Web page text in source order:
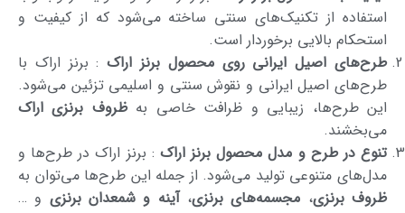
استفاده از تکنیک‌های سنتی ساخته می‌شود که از کیفیت و
استحکام بالایی برخوردار است.
طرح‌های اصیل ایرانی روی محصول برنز اراک: برنز اراک با
طرح‌های اصیل ایرانی و نقوش سنتی و اسلیمی‌ تزئین می‌شود.
این طرح‌ها، زیبایی و ظرافت خاصی بهظروف برنزی اراک
می‌بخشند.
تنوع در طرح و مدل محصول برنز اراک : برنز اراک در طرح‌ها و
مدل‌های متنوعی تولید می‌شود. از جمله این طرح‌ها می‌توان به
ظروف برنزی، مجسمه‌های برنزی،آینه و شمعدان برنزی و …